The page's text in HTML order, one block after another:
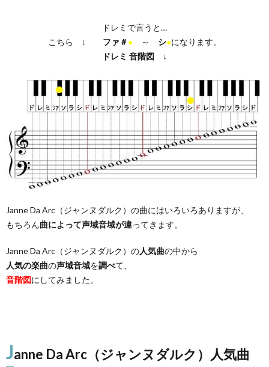
ドレミで言うと…
こちら ↓ ファ＃●～ シ●になります。
ドレミ 音階図 ↓
Janne Da Arc（ジャンヌダルク）の曲にはいろいろありますが、
もちろん曲によって声域音域が違ってきます。
Janne Da Arc（ジャンヌダルク）の人気曲の中から
人気の楽曲の声域音域を調べて、
音階図にしてみました。
Janne Da Arc（ジャンヌダルク）人気曲